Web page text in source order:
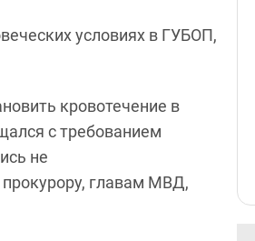
условиях в ГУБОП,
кровотечение в
с требованием
не
главам МВД,